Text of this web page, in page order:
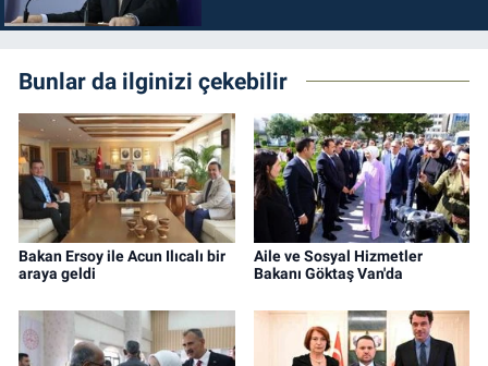
Bunlar da ilginizi çekebilir
Bakan Ersoy ile Acun Ilıcalı bir
araya geldi
Aile ve Sosyal Hizmetler
Bakanı Göktaş Van'da